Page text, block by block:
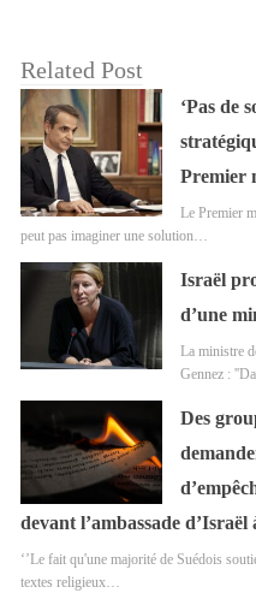
Related Post
‘Pas de
Premier
Le Premier
peut pas imaginer une solution…
Israël
d’une
La ministre
Gennez :
Des
devant l’ambassade
‘’Le fait qu'une majorité de Suédois
textes religieux…